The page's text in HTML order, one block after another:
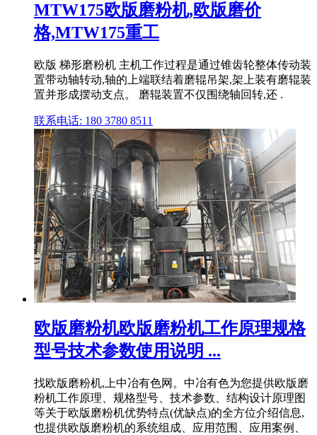
MTW175欧版磨粉机,欧版磨价
格,MTW175重工
欧版 梯形磨粉机 主机工作过程是通过锥齿轮整体传动装
置带动轴转动,轴的上端联结着磨辊吊架,架上装有磨辊装
置并形成摆动支点。 磨辊装置不仅围绕轴回转,还 .
联系电话: 180 3780 8511
欧版磨粉机欧版磨粉机工作原理规格
型号技术参数使用说明 ...
找欧版磨粉机,上中冶有色网。中冶有色为您提供欧版磨
粉机工作原理、规格型号、技术参数、结构设计原理图
等关于欧版磨粉机优势特点(优缺点)的全方位介绍信息,
也提供欧版磨粉机的系统组成、应用范围、应用案例、